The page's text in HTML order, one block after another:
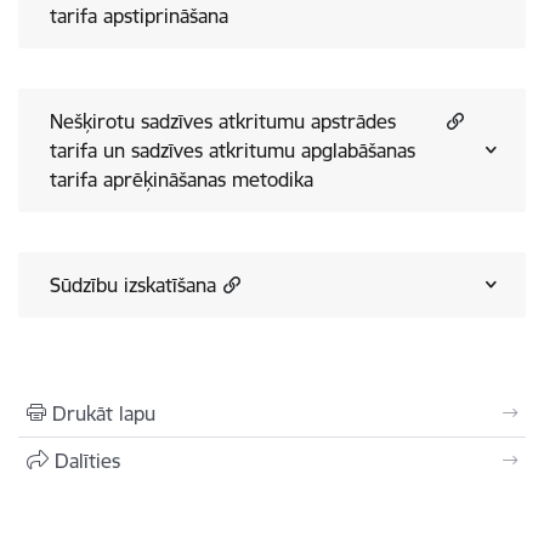
tarifa apstiprināšana
Nešķirotu sadzīves atkritumu apstrādes
tarifa un sadzīves atkritumu apglabāšanas
tarifa aprēķināšanas metodika
Sūdzību izskatīšana
Drukāt lapu
Dalīties